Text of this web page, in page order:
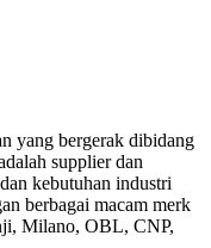
yang bergerak dibidang
supplier dan
kebutuhan industri
berbagai macam merk
Milano, OBL, CNP,